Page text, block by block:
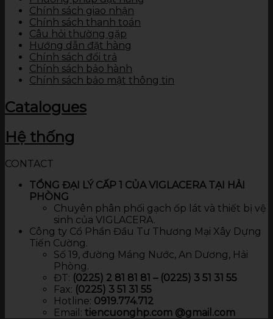
Chính sách giao nhận
Chính sách thanh toán
Câu hỏi thường gặp
Hướng dẫn đặt hàng
Chính sách đổi trả
Chính sách bảo hành
Chính sách bảo mật thông tin
Catalogues
Hệ thống
CONTACT
TỔNG ĐẠI LÝ CẤP 1 CỦA VIGLACERA TẠI HẢI
PHÒNG
Chuyên phân phối gạch ốp lát và thiết bị vệ
sinh của VIGLACERA.
Công ty Cổ Phần Đầu Tư Thương Mại Xây Dựng
Tiến Cường.
Số 19, đường Máng Nước, An Dương, Hải
Phòng.
ĐT: (0225) 2 81 81 81 – (0225) 3 51 31 55
Fax: (0225) 3 51 31 55
Hotline: 0919.774.712​
Email: tiencuonghp.com @gmail.com